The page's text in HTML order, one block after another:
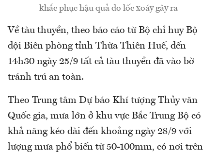
khắc phục hậu quả do lốc xoáy gây ra
Về tàu thuyền, theo báo cáo từ Bộ chỉ huy Bộ
đội Biên phòng tỉnh Thừa Thiên Huế, đến
14h30 ngày 25/9 tất cả tàu thuyền đã vào bờ
tránh trú an toàn.
Theo Trung tâm Dự báo Khí tượng Thủy văn
Quốc gia, mưa lớn ở khu vực Bắc Trung Bộ có
khả năng kéo dài đến khoảng ngày 28/9 với
lượng mưa phổ biến từ 50-100mm, có nơi trên